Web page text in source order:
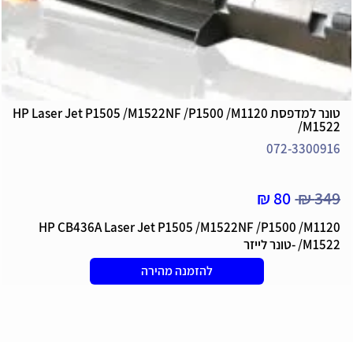
טונר למדפסת HP Laser Jet P1505 /M1522NF /P1500 /M1120
/M1522
072-3300916
349 ₪
80 ₪
HP CB436A Laser Jet P1505 /M1522NF /P1500 /M1120
/M1522 -טונר לייזר
להזמנה מהירה